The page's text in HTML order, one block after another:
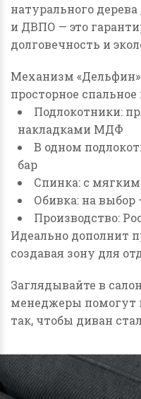
натурального
и ДВПО — это
долговечность и
Механизм
просторное спальное
Подлокотники:
накладками МДФ
В одном
бар
Спинка: с
Обивка: на выбор
Производство:
Идеально дополнит
создавая зону для
Заглядывайте в
менеджеры помогут
так, чтобы диван